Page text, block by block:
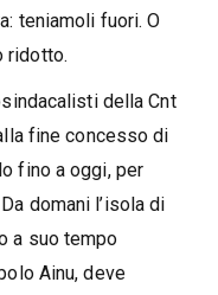
teniamoli fuori. O
ridotto.
della Cnt
fine concesso di
fino a oggi, per
domani l’isola di
a suo tempo
Ainu, deve